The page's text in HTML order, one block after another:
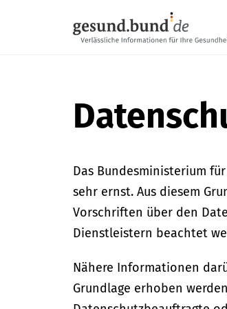
Das Bundesministerium
sehr ernst. Aus diesem
Vorschriften über den
Dienstleistern beachtet
Nähere Informationen
Grundlage erhoben